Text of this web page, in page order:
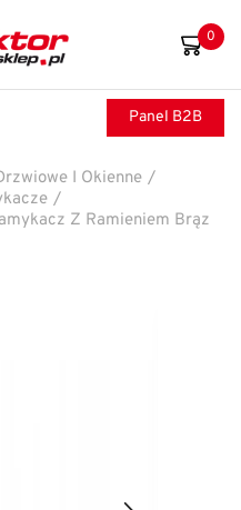
0
Panel B2B
I Okienne /
/
Z Ramieniem Brąz